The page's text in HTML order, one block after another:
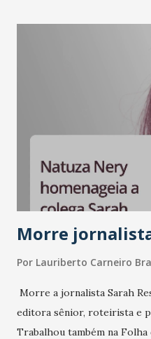
Morre
Por Lauriberto Carneiro
Morre a jornalista Sarah
editora sênior, roteirista e
Trabalhou também na Folha